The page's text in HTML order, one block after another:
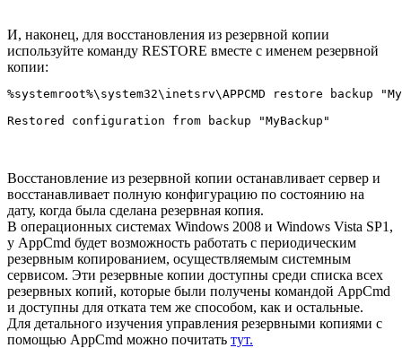
И, наконец, для восстановления из резервной копии
используйте команду RESTORE вместе с именем резервной
копии:
%systemroot%\system32\inetsrv\APPCMD restore backup
Восстановление из резервной копии останавливает сервер и
восстанавливает полную конфигурацию по состоянию на
дату, когда была сделана резервная копия.
В операционных системах Windows 2008 и Windows Vista SP1,
у AppCmd будет возможность работать с периодическим
резервным копированием, осуществляемым системным
сервисом. Эти резервные копии доступны среди списка всех
резервных копий, которые были получены командой AppCmd
и доступны для отката тем же способом, как и остальные.
Для детального изучения управления резервными копиями с
помощью AppCmd можно почитать тут.